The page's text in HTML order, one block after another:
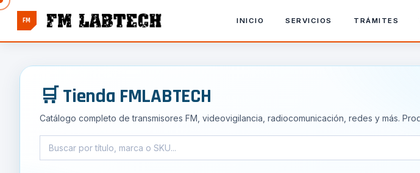
FM INICIO SERVICIOS TRÁMITES
🛒 Tienda FMLABTECH
Catálogo completo de transmisores FM, videovigilancia, radiocomunicación, redes y más.